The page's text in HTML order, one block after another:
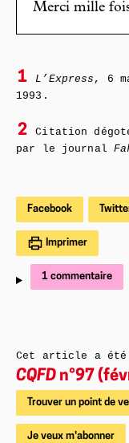
Merci mille
1 L’Express , 6
1993.
2
Citation
par le journal
Facebook
Imprimer
1 commentaire
Cet article a été
CQFD n°97
Trouver un point de
Je veux m'abonner